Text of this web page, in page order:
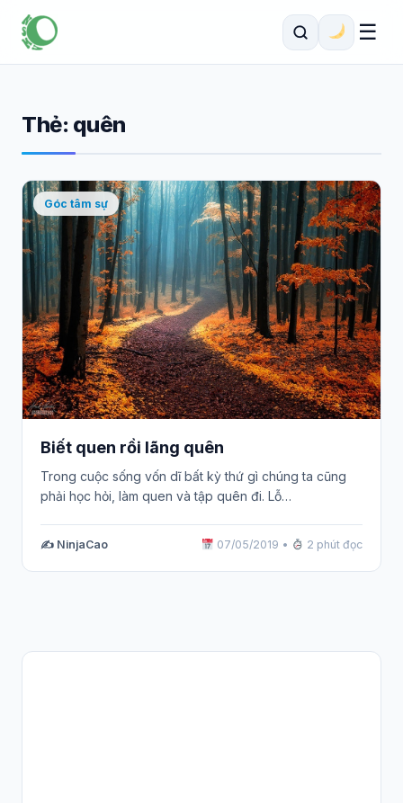
☰
Thẻ: quên
Góc tâm sự
Biết quen rồi lãng quên
Trong cuộc sống vốn dĩ bất kỳ thứ gì chúng ta cũng
phải học hỏi, làm quen và tập quên đi. Lỗ…
✍️ NinjaCao 07/05/2019 • 2 phút đọc